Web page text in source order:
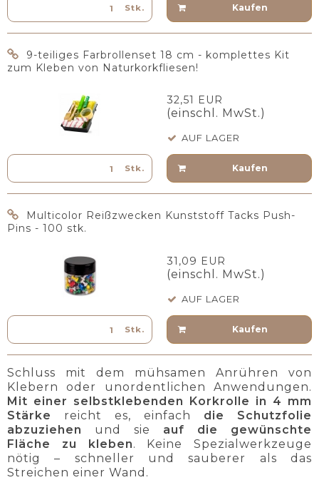
Stk. Kaufen
9-teiliges Farbrollenset 18 cm - komplettes Kit
zum Kleben von Naturkorkfliesen!
32,51 EUR
(einschl. MwSt.)
AUF LAGER
Stk. Kaufen
Multicolor Reißzwecken Kunststoff Tacks Push-
Pins - 100 stk.
31,09 EUR
(einschl. MwSt.)
AUF LAGER
Stk. Kaufen
Schluss mit dem mühsamen Anrühren von
Klebern oder unordentlichen Anwendungen.
Mit einer selbstklebenden Korkrolle in 4 mm
Stärke
reicht es, einfach die Schutzfolie
abzuziehen
und sie auf die gewünschte
Fläche zu kleben. Keine Spezialwerkzeuge
nötig – schneller und sauberer als das
Streichen einer Wand.